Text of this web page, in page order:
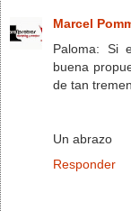
Marcel
Paloma: Si
buena
de tan
Un abrazo
Responder